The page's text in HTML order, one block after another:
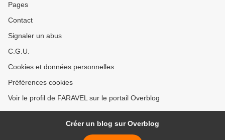
Pages
Contact
Signaler un abus
C.G.U.
Cookies et données personnelles
Préférences cookies
Voir le profil de FARAVEL sur le portail Overblog
Créer un blog sur Overblog